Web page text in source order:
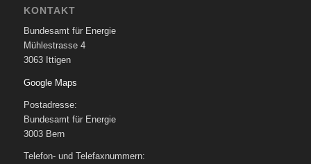
KONTAKT
Bundesamt für Energie
Mühlestrasse 4
3063 Ittigen
Google Maps
Postadresse:
Bundesamt für Energie
3003 Bern
Telefon- und Telefaxnummern: